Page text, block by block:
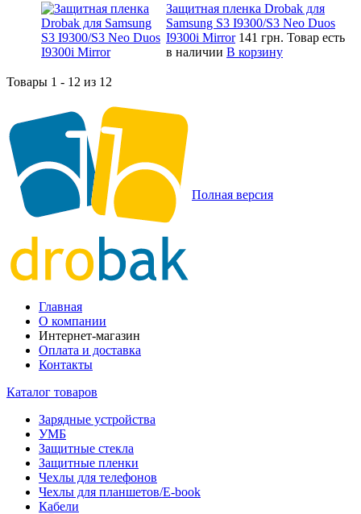
Защитная пленка Drobak для
Samsung S3 I9300/S3 Neo Duos
I9300i Mirror 141 грн. Товар есть
в наличии В корзину
Товары 1 - 12 из 12
Полная версия
Главная
О компании
Интернет-магазин
Оплата и доставка
Контакты
Каталог товаров
Зарядные устройства
УМБ
Защитные стекла
Защитные пленки
Чехлы для телефонов
Чехлы для планшетов/E-book
Кабели